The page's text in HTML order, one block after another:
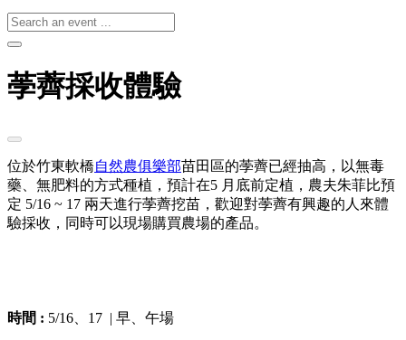
荸薺採收體驗
位於竹東軟橋自然農俱樂部苗田區的荸薺已經抽高，以無毒
藥、無肥料的方式種植，預計在5 月底前定植，農夫朱菲比預
定 5/16 ~ 17 兩天進行荸薺挖苗，歡迎對荸薺有興趣的人來體
驗採收，同時可以現場購買農場的產品。
時間 : 5/16、17 | 早、午場